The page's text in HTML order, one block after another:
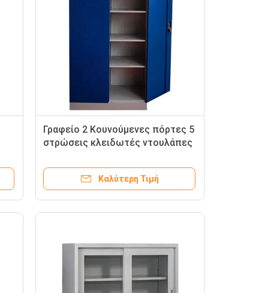
Γραφείο 2 Κουνούμενες πόρτες 5
στρώσεις κλειδωτές ντουλάπες
Καλύτερη Τιμή